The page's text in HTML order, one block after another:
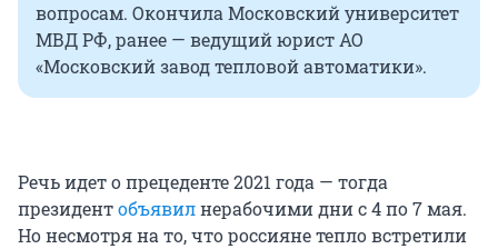
вопросам. Окончила Московский университет
МВД РФ, ранее — ведущий юрист АО
«Московский завод тепловой автоматики».
Речь идет о прецеденте 2021 года — тогда
президентобъявилнерабочими дни с 4 по 7 мая.
Но несмотря на то, что россияне тепло встретили